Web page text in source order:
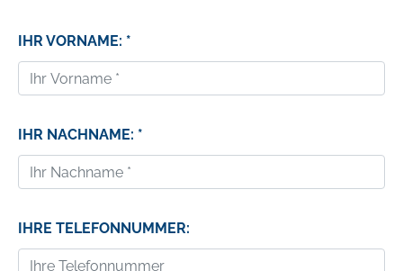
IHR VORNAME: *
IHR NACHNAME: *
IHRE TELEFONNUMMER: